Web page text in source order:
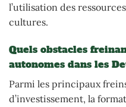
l’utilisation des
cultures.
Quels obstacles
autonomes dans les
Parmi les principaux
d’investissement, la